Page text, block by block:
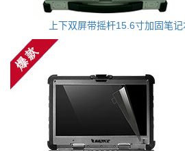
上下双屏带摇杆15.6寸加固笔